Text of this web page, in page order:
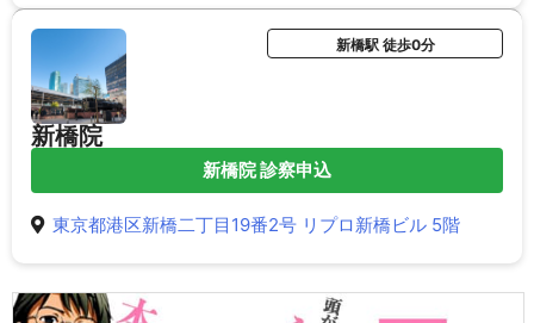
新橋院
新橋駅 徒歩0分
新橋院 診察申込
東京都港区新橋二丁目19番2号 リプロ新橋ビル 5階